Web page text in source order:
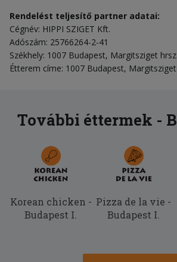
Rendelést teljesítő partner adatai:
Cégnév: HIPPI SZIGET Kft.
Adószám: 25766264-2-41
Székhely: 1007 Budapest, Margitsziget
Étterem címe: 1007 Budapest,
További éttermek -
Korean chicken -
Budapest I.
Pizza de la vie -
Budapest I.